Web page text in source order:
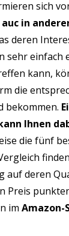
sich
auc in
deren
sehr einfach
kann,
die
bekommen.
Ihnen
die fünf
auf deren
Preis
im Amazon-